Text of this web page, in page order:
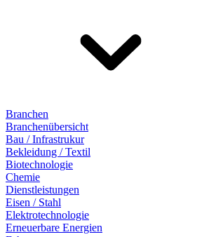
Branchen
Branchenübersicht
Bau / Infrastrukur
Bekleidung / Textil
Biotechnologie
Chemie
Dienstleistungen
Eisen / Stahl
Elektrotechnologie
Erneuerbare Energien